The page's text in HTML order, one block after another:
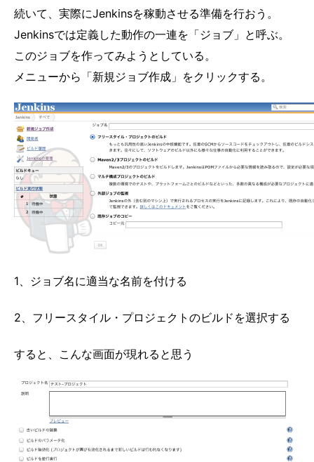
続いて、実際にJenkinsを稼動させる準備を行おう。
Jenkinsでは定義した動作の一連を「ジョブ」と呼ぶ。
このジョブを作ってみようとしている。
メニューから「新規ジョブ作成」をクリックする。
1、ジョブ名に適当な名前を付ける
2、フリースタイル・プロジェクトのビルドを選択する
すると、こんな画面が現れると思う